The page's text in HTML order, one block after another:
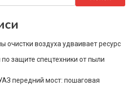
очистки воздуха удваивает ресурс
защите спецтехники от пыли
передний мост: пошаговая